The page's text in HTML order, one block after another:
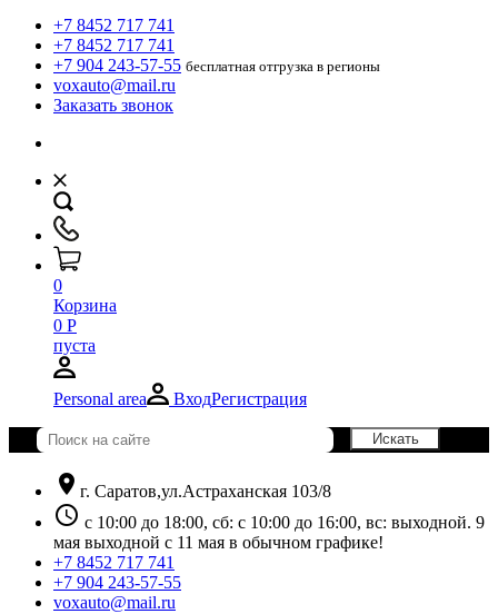
+7 8452 717 741
+7 8452 717 741
+7 904 243-57-55 бесплатная отгрузка в регионы
voxauto@mail.ru
Заказать звонок
0
Корзина
0 Р
пуста
Personal area ВходРегистрация
location_on г. Саратов,ул.Астраханская 103/8
schedule с 10:00 до 18:00, сб: с 10:00 до 16:00, вс: выходной. 9
мая выходной с 11 мая в обычном графике!
+7 8452 717 741
+7 904 243-57-55
voxauto@mail.ru